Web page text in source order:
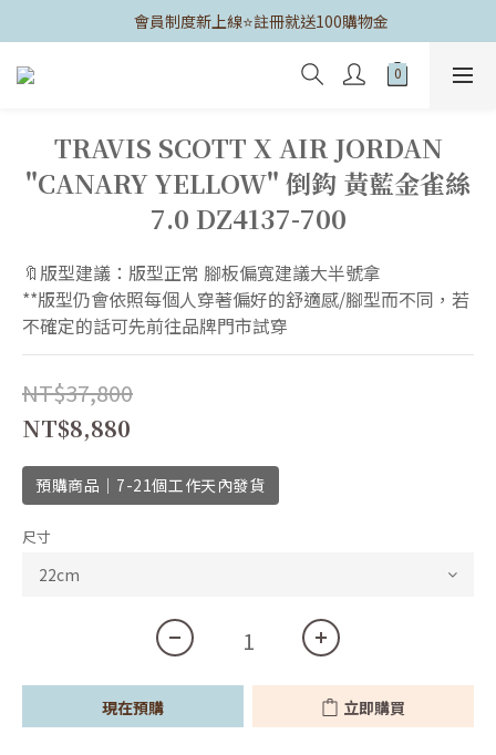
	會員制度新上線⭐️註冊就送100購物金
TRAVIS SCOTT X AIR JORDAN
"CANARY YELLOW" 倒鈎 黃藍金雀絲
7.0 DZ4137-700
🔖版型建議：版型正常 腳板偏寬建議大半號拿
**版型仍會依照每個人穿著偏好的舒適感/腳型而不同，若
不確定的話可先前往品牌門市試穿
NT$37,800
NT$8,880
預購商品｜7-21個工作天內發貨
尺寸
現在預購 立即購買